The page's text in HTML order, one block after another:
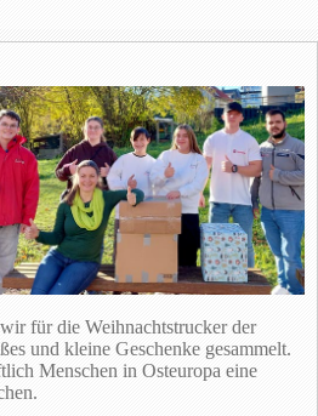
für die Weihnachtstrucker der
und kleine Geschenke gesammelt.
Menschen in Osteuropa eine